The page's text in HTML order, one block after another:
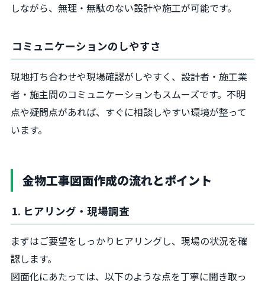
しながら、無理・無駄のない設計や施工が可能です。
コミュニケーションのしやすさ
現地打ち合わせや現場確認がしやすく、設計者・施工業
者・施主間のコミュニケーションもスムーズです。不明
点や疑問点があれば、すぐに相談しやすい環境が整って
います。
金物工事図面作成の流れとポイント
1. ヒアリング・現場調査
まずはご要望をしっかりヒアリングし、現場の状況を確
認します。
図面化にあたっては、以下のような点を丁寧に聞き取っ